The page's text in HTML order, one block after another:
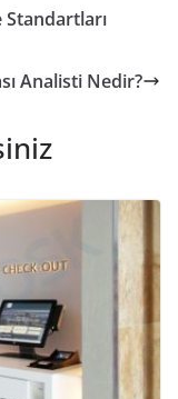
Analisti Nedir?